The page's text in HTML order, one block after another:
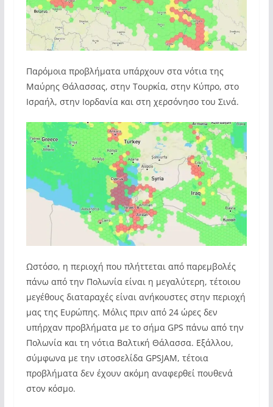
Παρόμοια προβλήματα υπάρχουν στα νότια της
Μαύρης Θάλασσας, στην Τουρκία, στην Κύπρο, στο
Ισραήλ, στην Ιορδανία και στη χερσόνησο του Σινά.
Ωστόσο, η περιοχή που πλήττεται από παρεμβολές
πάνω από την Πολωνία είναι η μεγαλύτερη, τέτοιου
μεγέθους διαταραχές είναι ανήκουστες στην περιοχή
μας της Ευρώπης. Μόλις πριν από 24 ώρες δεν
υπήρχαν προβλήματα με το σήμα GPS πάνω από την
Πολωνία και τη νότια Βαλτική Θάλασσα. Εξάλλου,
σύμφωνα με την ιστοσελίδα GPSJAM, τέτοια
προβλήματα δεν έχουν ακόμη αναφερθεί πουθενά
στον κόσμο.